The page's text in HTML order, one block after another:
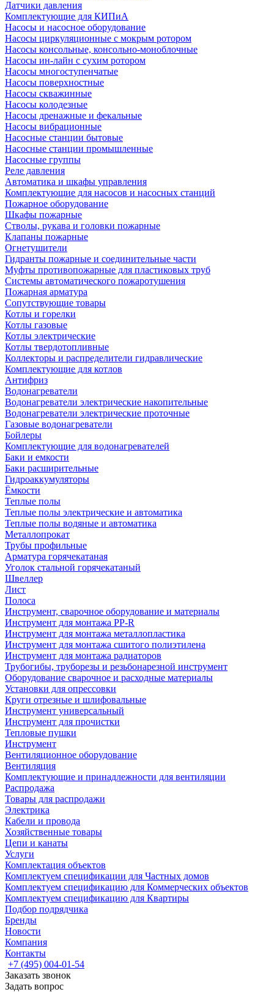
Датчики давления
Комплектующие для КИПиА
Насосы и насосное оборудование
Насосы циркуляционные с мокрым ротором
Насосы консольные, консольно-моноблочные
Насосы ин-лайн с сухим ротором
Насосы многоступенчатые
Насосы поверхностные
Насосы скважинные
Насосы колодезные
Насосы дренажные и фекальные
Насосы вибрационные
Насосные станции бытовые
Насосные станции промышленные
Насосные группы
Реле давления
Автоматика и шкафы управления
Комплектующие для насосов и насосных станций
Пожарное оборудование
Шкафы пожарные
Стволы, рукава и головки пожарные
Клапаны пожарные
Огнетушители
Гидранты пожарные и соединительные части
Муфты противопожарные для пластиковых труб
Системы автоматического пожаротушения
Пожарная арматура
Сопутствующие товары
Котлы и горелки
Котлы газовые
Котлы электрические
Котлы твердотопливные
Коллекторы и распределители гидравлические
Комплектующие для котлов
Антифриз
Водонагреватели
Водонагреватели электрические накопительные
Водонагреватели электрические проточные
Газовые водонагреватели
Бойлеры
Комплектующие для водонагревателей
Баки и емкости
Баки расширительные
Гидроаккумуляторы
Ёмкости
Теплые полы
Теплые полы электрические и автоматика
Теплые полы водяные и автоматика
Металлопрокат
Трубы профильные
Арматура горячекатаная
Уголок стальной горячекатаный
Швеллер
Лист
Полоса
Инструмент, сварочное оборудование и материалы
Инструмент для монтажа PP-R
Инструмент для монтажа металлопластика
Инструмент для монтажа сшитого полиэтилена
Инструмент для монтажа радиаторов
Трубогибы, труборезы и резьбонарезной инструмент
Оборудование сварочное и расходные материалы
Установки для опрессовки
Круги отрезные и шлифовальные
Инструмент универсальный
Инструмент для прочистки
Тепловые пушки
Инструмент
Вентиляционное оборудование
Вентиляция
Комплектующие и принадлежности для вентиляции
Распродажа
Товары для распродажи
Электрика
Кабели и провода
Хозяйственные товары
Цепи и канаты
Услуги
Комплектация объектов
Комплектуем спецификации для Частных домов
Комплектуем спецификацию для Коммерческих объектов
Комплектуем спецификацию для Квартиры
Подбор подрядчика
Бренды
Новости
Компания
Контакты
+7 (495) 004-01-54
Заказать звонок
Задать вопрос